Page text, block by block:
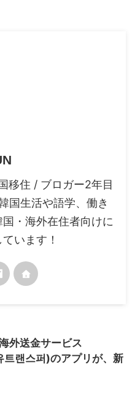
移住 / ブロガー2年目
国生活や語学、働き
・海外在住者向けに
います！
外送金サービス
랜스퍼)のアプリが、新